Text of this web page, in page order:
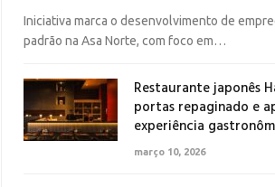
Iniciativa marca o desenvolvimento de
padrão na Asa Norte, com foco em…
Restaurante japonês
portas repaginado e
experiência
março 10, 2026